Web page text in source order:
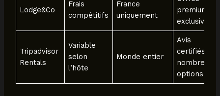
Lodge&Co
Frais
compétitifs
France
uniquement
premium et
exclusives
Tripadvisor
Rentals
Variable
selon
l’hôte
Monde entier
Avis
certifiés et
options